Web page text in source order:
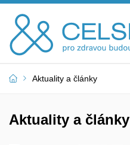
Aktuality a články
Aktuality a články